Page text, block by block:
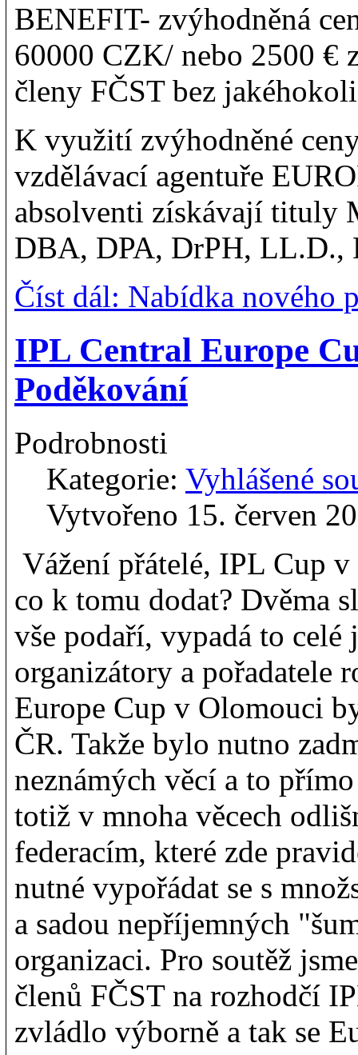
BENEFIT- zvýhodněná
60000 CZK/ nebo 2500 €
členy FČST bez
K využití zvýhodněné
vzdělávací agentuře
absolventi získávají
DBA, DPA, DrPH, LL.D.,
Číst dál: Nabídka nového
IPL Central Europe
Poděkování
Podrobnosti
Kategorie: Vyhlášené
Vytvořeno 15. červen
Vážení přátelé, IPL Cup
co k tomu dodat? Dvěma
vše podaří, vypadá to celé
organizátory a pořadatele
Europe Cup v Olomouci
ČR. Takže bylo nutno
neznámých věcí a to
totiž v mnoha věcech
federacím, které zde
nutné vypořádat se s
a sadou nepříjemných
organizaci. Pro soutěž
členů FČST na rozhodčí
zvládlo výborně a tak se